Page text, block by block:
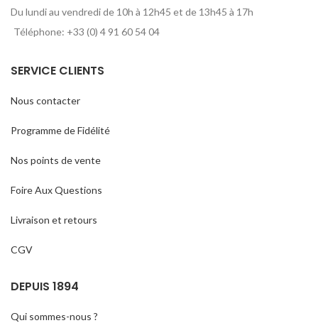
Du lundi au vendredi de 10h à 12h45 et de 13h45 à 17h
Téléphone: +33 (0) 4 91 60 54 04
SERVICE CLIENTS
Nous contacter
Programme de Fidélité
Nos points de vente
Foire Aux Questions
Livraison et retours
CGV
DEPUIS 1894
Qui sommes-nous ?